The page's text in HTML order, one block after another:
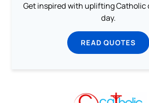
Get inspired with uplifting Catholic
day.
READ QUOTES